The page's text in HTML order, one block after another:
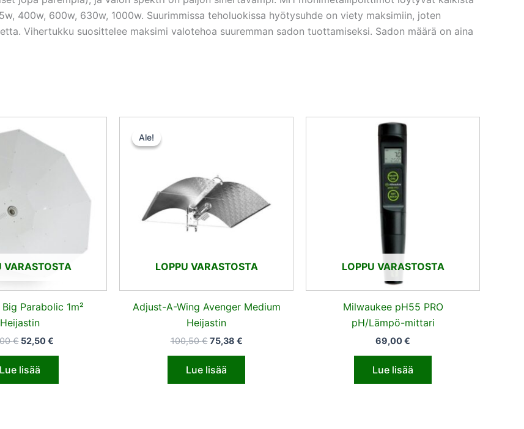
400w, 600w, 630w, 1000w. Suurimmissa teholuokissa hyötysuhde on viety maksimiin, joten
Vihertukku suosittelee maksimi valotehoa suuremman sadon tuottamiseksi. Sadon määrä on aina
VARASTOSTA
Parabolic 1m²
Heijastin
€
hinta
52,50€
52,50 €.
Lue lisää
Ale!
LOPPU VARASTOSTA
Ale!
Adjust-A-Wing Avenger Medium
Heijastin
100,50€ 75,38 €
Lue lisää
LOPPU VARASTOSTA
Milwaukee pH55 PRO
pH/Lämpö-mittari
69,00€
Lue lisää